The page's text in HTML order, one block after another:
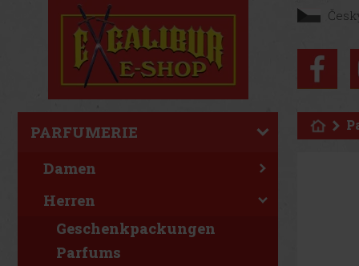
PARFUMERIE
Damen
Herren
Geschenkpackungen
Parfums